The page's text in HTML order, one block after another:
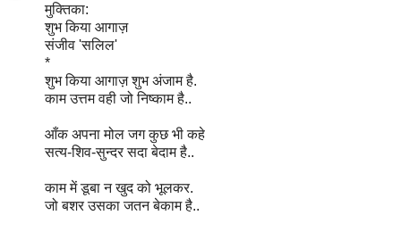
मुक्तिका:
शुभ किया आगाज़
संजीव 'सलिल'
*
शुभ किया आगाज़ शुभ अंजाम है.
काम उत्तम वही जो निष्काम है..
आँक अपना मोल जग कुछ भी कहे
सत्य-शिव-सुन्दर सदा बेदाम है..
काम में डूबा न खुद को भूलकर.
जो बशर उसका जतन बेकाम है..